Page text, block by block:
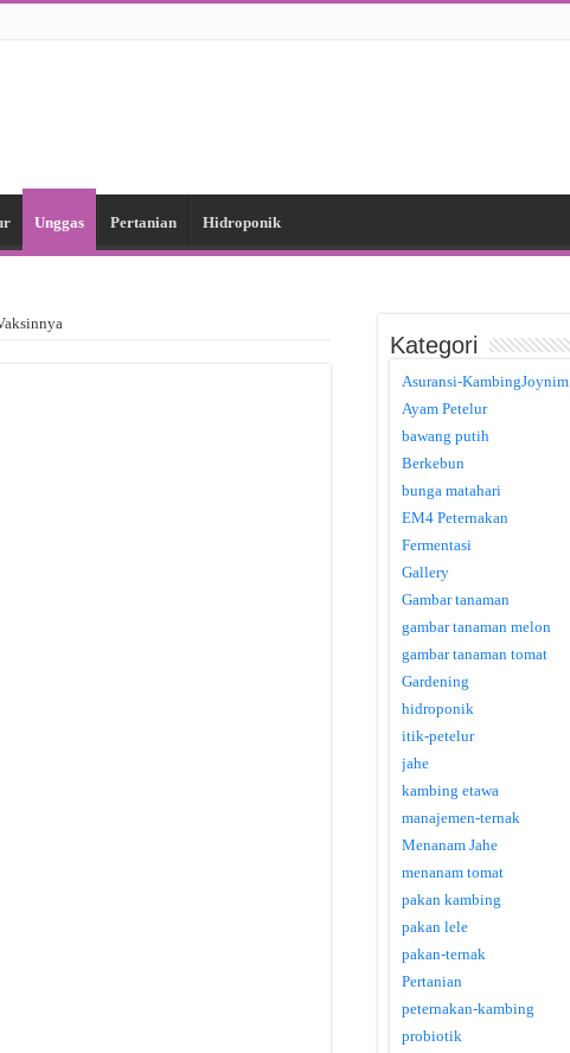
Unggas Pertanian Hidroponik
Kategori
Asuransi-KambingJoynim
Ayam Petelur
bawang putih
Berkebun
bunga matahari
EM4 Peternakan
Fermentasi
Gallery
Gambar tanaman
gambar tanaman melon
gambar tanaman tomat
Gardening
hidroponik
itik-petelur
jahe
kambing etawa
manajemen-ternak
Menanam Jahe
menanam tomat
pakan kambing
pakan lele
pakan-ternak
Pertanian
peternakan-kambing
probiotik